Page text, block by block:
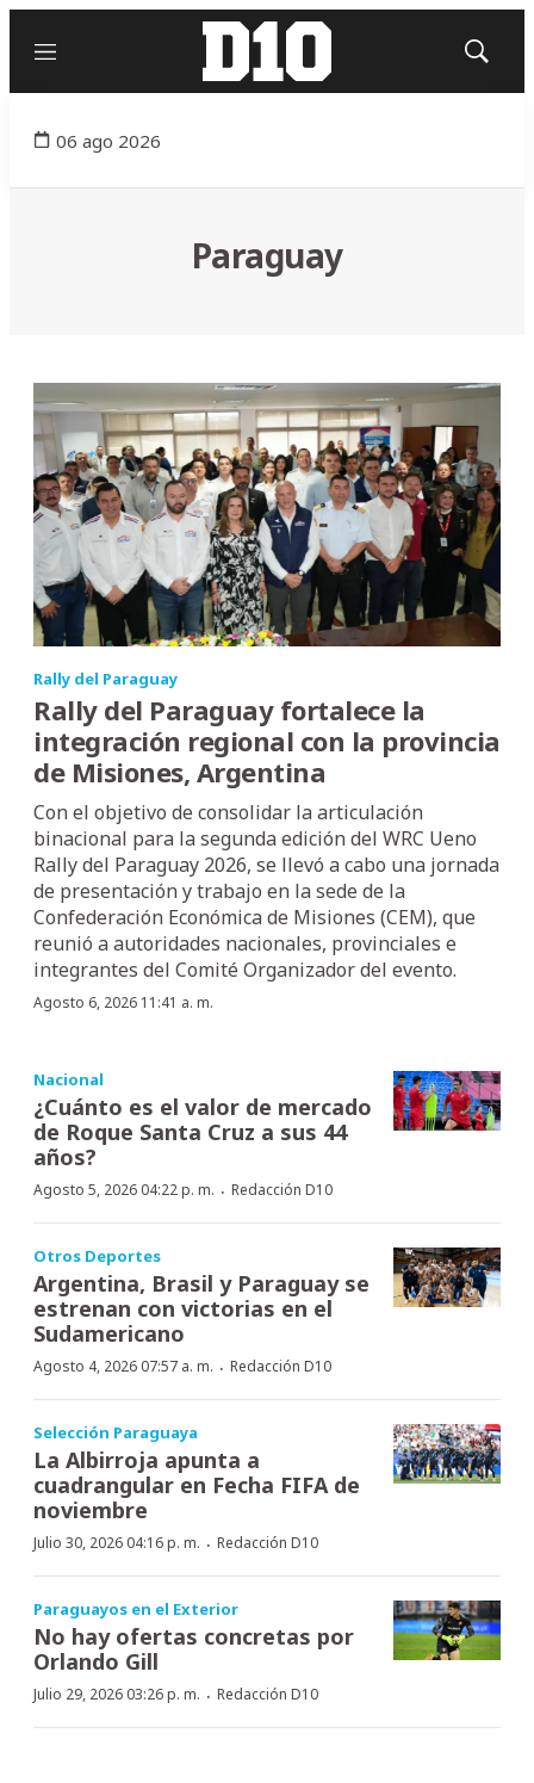
Menú
Mostrar
06 ago 2026
Paraguay
Rally del Paraguay
Rally del Paraguay fortalece la
integración regional con la provincia
de Misiones, Argentina
Con el objetivo de consolidar la articulación
binacional para la segunda edición del WRC Ueno
Rally del Paraguay 2026, se llevó a cabo una jornada
de presentación y trabajo en la sede de la
Confederación Económica de Misiones (CEM), que
reunió a autoridades nacionales, provinciales e
integrantes del Comité Organizador del evento.
Agosto 6, 2026 11:41 a. m.
Nacional
¿Cuánto es el valor de mercado
de Roque Santa Cruz a sus 44
años?
Agosto 5, 2026 04:22 p. m. · Redacción D10
Otros Deportes
Argentina, Brasil y Paraguay se
estrenan con victorias en el
Sudamericano
Agosto 4, 2026 07:57 a. m. · Redacción D10
Selección Paraguaya
La Albirroja apunta a
cuadrangular en Fecha FIFA de
noviembre
Julio 30, 2026 04:16 p. m. · Redacción D10
Paraguayos en el Exterior
No hay ofertas concretas por
Orlando Gill
Julio 29, 2026 03:26 p. m. · Redacción D10